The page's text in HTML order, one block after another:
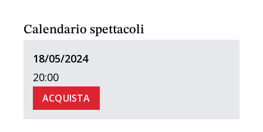
Calendario spettacoli
18/05/2024
20:00
ACQUISTA